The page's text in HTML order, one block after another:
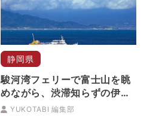
静岡県
駿河湾フェリーで富士山を眺
めながら、渋滞知らずの伊豆
旅行へ。
YUKOTABI 編集部